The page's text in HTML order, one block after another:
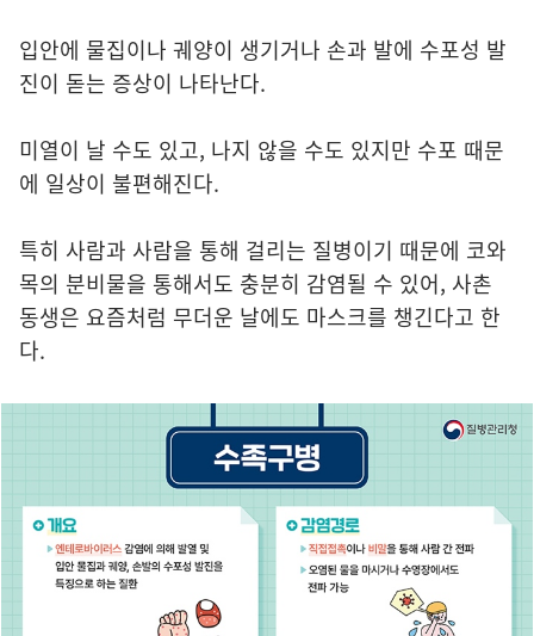
입안에 물집이나 궤양이 생기거나 손과 발에 수포성 발
진이 돋는 증상이 나타난다.
미열이 날 수도 있고, 나지 않을 수도 있지만 수포 때문
에 일상이 불편해진다.
특히 사람과 사람을 통해 걸리는 질병이기 때문에 코와
목의 분비물을 통해서도 충분히 감염될 수 있어, 사촌
동생은 요즘처럼 무더운 날에도 마스크를 챙긴다고 한
다.